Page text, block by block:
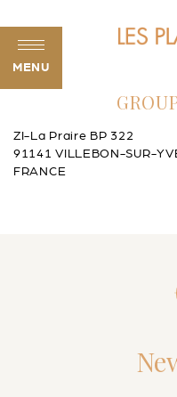
MENU
ZI-La Praire BP 322
91141 VILLEBON-SUR-
FRANCE